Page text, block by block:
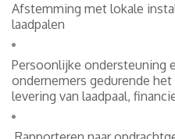
Afstemming met lokale
laadpalen
Persoonlijke ondersteuning
ondernemers gedurende
levering van laadpaal,